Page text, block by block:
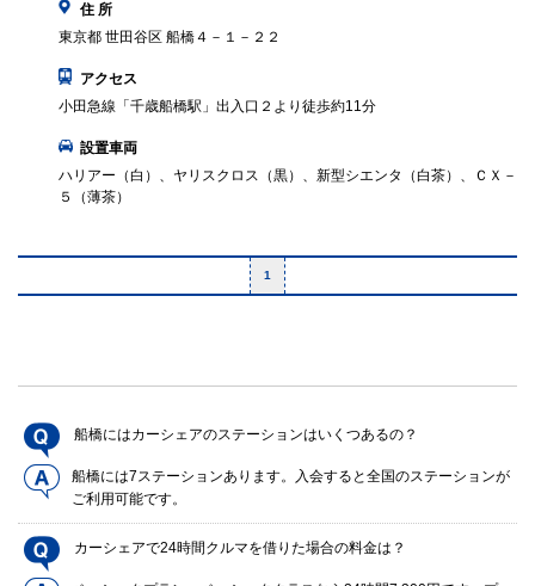
住 所
東京都 世田谷区 船橋４－１－２２
アクセス
小田急線「千歳船橋駅」出入口２より徒歩約11分
設置車両
ハリアー（白）、ヤリスクロス（黒）、新型シエンタ（白茶）、ＣＸ－
５（薄茶）
1
船橋にはカーシェアのステーションはいくつあるの？
船橋には7ステーションあります。入会すると全国のステーションが
ご利用可能です。
カーシェアで24時間クルマを借りた場合の料金は？